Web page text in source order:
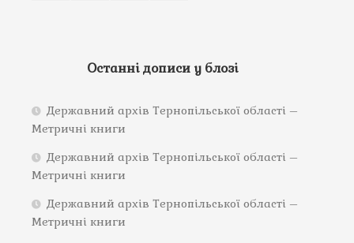
Останні дописи у блозі
Державний архів Тернопільської області –
Метричні книги
Державний архів Тернопільської області –
Метричні книги
Державний архів Тернопільської області –
Метричні книги